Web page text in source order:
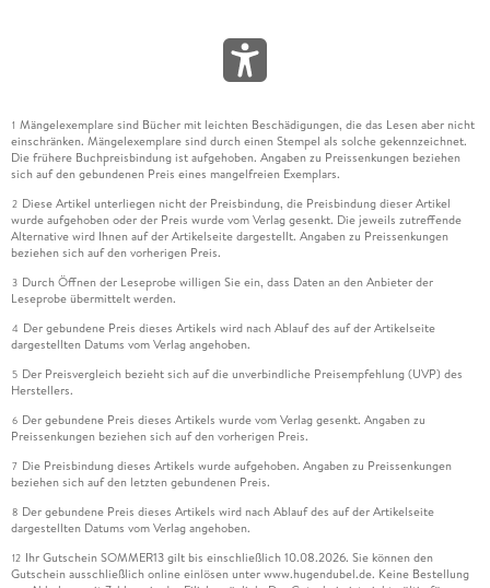
1 Mängelexemplare sind Bücher mit leichten Beschädigungen, die das Lesen aber nicht
einschränken. Mängelexemplare sind durch einen Stempel als solche gekennzeichnet.
Die frühere Buchpreisbindung ist aufgehoben. Angaben zu Preissenkungen beziehen
sich auf den gebundenen Preis eines mangelfreien Exemplars.
2 Diese Artikel unterliegen nicht der Preisbindung, die Preisbindung dieser Artikel
wurde aufgehoben oder der Preis wurde vom Verlag gesenkt. Die jeweils zutreffende
Alternative wird Ihnen auf der Artikelseite dargestellt. Angaben zu Preissenkungen
beziehen sich auf den vorherigen Preis.
3 Durch Öffnen der Leseprobe willigen Sie ein, dass Daten an den Anbieter der
Leseprobe übermittelt werden.
4 Der gebundene Preis dieses Artikels wird nach Ablauf des auf der Artikelseite
dargestellten Datums vom Verlag angehoben.
5 Der Preisvergleich bezieht sich auf die unverbindliche Preisempfehlung (UVP) des
Herstellers.
6 Der gebundene Preis dieses Artikels wurde vom Verlag gesenkt. Angaben zu
Preissenkungen beziehen sich auf den vorherigen Preis.
7 Die Preisbindung dieses Artikels wurde aufgehoben. Angaben zu Preissenkungen
beziehen sich auf den letzten gebundenen Preis.
8 Der gebundene Preis dieses Artikels wird nach Ablauf des auf der Artikelseite
dargestellten Datums vom Verlag angehoben.
12 Ihr Gutschein SOMMER13 gilt bis einschließlich 10.08.2026. Sie können den
Gutschein ausschließlich online einlösen unter www.hugendubel.de. Keine Bestellung